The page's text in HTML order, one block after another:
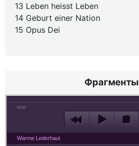
13 Leben heisst Leben
14 Geburt einer Nation
15 Opus Dei
Фрагменты
00:00
Warme Lederhaut